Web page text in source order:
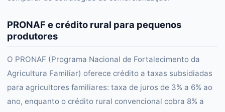
PRONAF e crédito rural para pequenos
produtores
O PRONAF (Programa Nacional de Fortalecimento da
Agricultura Familiar) oferece crédito a taxas subsidiadas
para agricultores familiares: taxa de juros de 3% a 6% ao
ano, enquanto o crédito rural convencional cobra 8% a